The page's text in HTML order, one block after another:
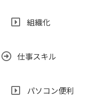
組織化
仕事スキル
パソコン便利